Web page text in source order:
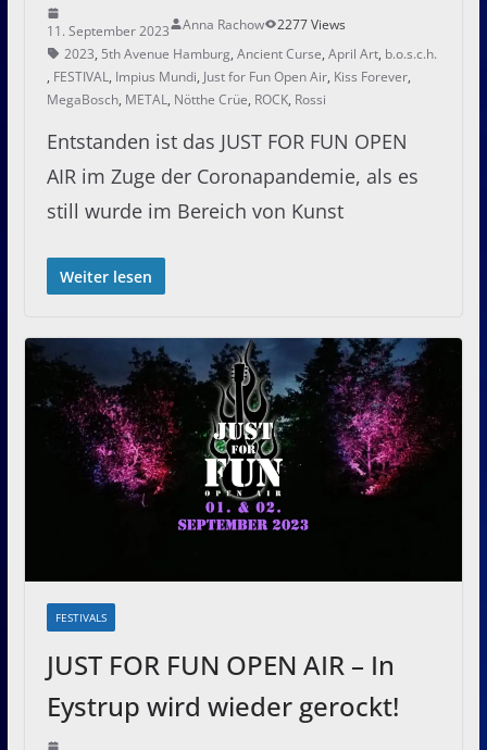
11. September 2023 Anna Rachow
2277 Views
2023, 5th Avenue Hamburg, Ancient Curse, April Art, b.o.s.c.h.
, FESTIVAL, Impius Mundi, Just for Fun Open Air, Kiss Forever,
MegaBosch, METAL, Nötthe Crüe, ROCK, Rossi
Entstanden ist das JUST FOR FUN OPEN
AIR im Zuge der Coronapandemie, als es
still wurde im Bereich von Kunst
Weiter lesen
FESTIVALS
JUST FOR FUN OPEN AIR – In
Eystrup wird wieder gerockt!